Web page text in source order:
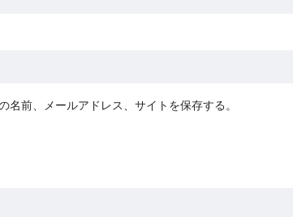
前、メールアドレス、サイトを保存する。